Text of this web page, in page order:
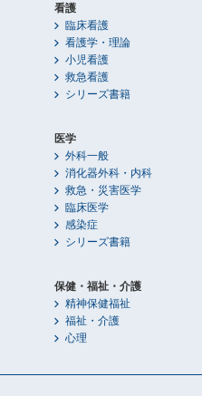
看護
臨床看護
看護学・理論
小児看護
救急看護
シリーズ書籍
医学
外科一般
消化器外科・内科
救急・災害医学
臨床医学
感染症
シリーズ書籍
保健・福祉・介護
精神保健福祉
福祉・介護
心理